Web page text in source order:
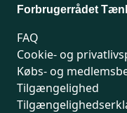
Forbrugerrådet
FAQ
Cookie- og
Købs- og
Tilgængelighed